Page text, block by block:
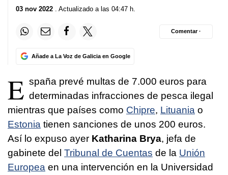
03 nov 2022 . Actualizado a las 04:47 h.
Añade a La Voz de Galicia en Google
Comentar ·
E spaña prevé multas de 7.000 euros para
determinadas infracciones de pesca ilegal
mientras que países como Chipre, Lituania o
Estonia tienen sanciones de unos 200 euros.
Así lo expuso ayer Katharina Brya, jefa de
gabinete del Tribunal de Cuentas de la Unión
Europea en una intervención en la Universidad